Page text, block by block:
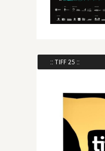
:: TIFF 25 ::